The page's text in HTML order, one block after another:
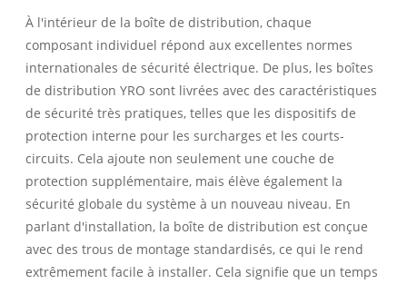
À l'intérieur de la boîte de distribution, chaque
composant individuel répond aux excellentes normes
internationales de sécurité électrique. De plus, les boîtes
de distribution YRO sont livrées avec des caractéristiques
de sécurité très pratiques, telles que les dispositifs de
protection interne pour les surcharges et les courts-
circuits. Cela ajoute non seulement une couche de
protection supplémentaire, mais élève également la
sécurité globale du système à un nouveau niveau. En
parlant d'installation, la boîte de distribution est conçue
avec des trous de montage standardisés, ce qui le rend
extrêmement facile à installer. Cela signifie que un temps